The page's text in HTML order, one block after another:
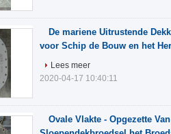
De mariene Uitrustende
voor Schip de Bouw en het
Lees meer
2020-04-17 10:40:11
Ovale Vlakte - Opgezette